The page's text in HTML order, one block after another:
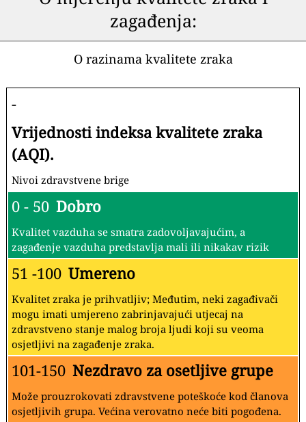
zagađenja:
O razinama kvalitete zraka
-
Vrijednosti indeksa kvalitete zraka
(AQI).
Nivoi zdravstvene brige
0 - 50 Dobro
Kvalitet vazduha se smatra zadovoljavajućim, a
zagađenje vazduha predstavlja mali ili nikakav rizik
51 -100 Umereno
Kvalitet zraka je prihvatljiv; Međutim, neki zagađivači
mogu imati umjereno zabrinjavajući utjecaj na
zdravstveno stanje malog broja ljudi koji su veoma
osjetljivi na zagađenje zraka.
101-150 Nezdravo za osetljive grupe
Može prouzrokovati zdravstvene poteškoće kod članova
osjetljivih grupa. Većina verovatno neće biti pogođena.